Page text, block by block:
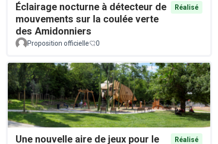
Éclairage nocturne à détecteur de
mouvements sur la coulée verte
des Amidonniers
Réalisé
Proposition officielle 0
Une nouvelle aire de jeux pour le
Réalisé